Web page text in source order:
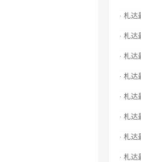
· 札达
· 札达
· 札达
· 札达
· 札达
· 札达
· 札达
· 札达